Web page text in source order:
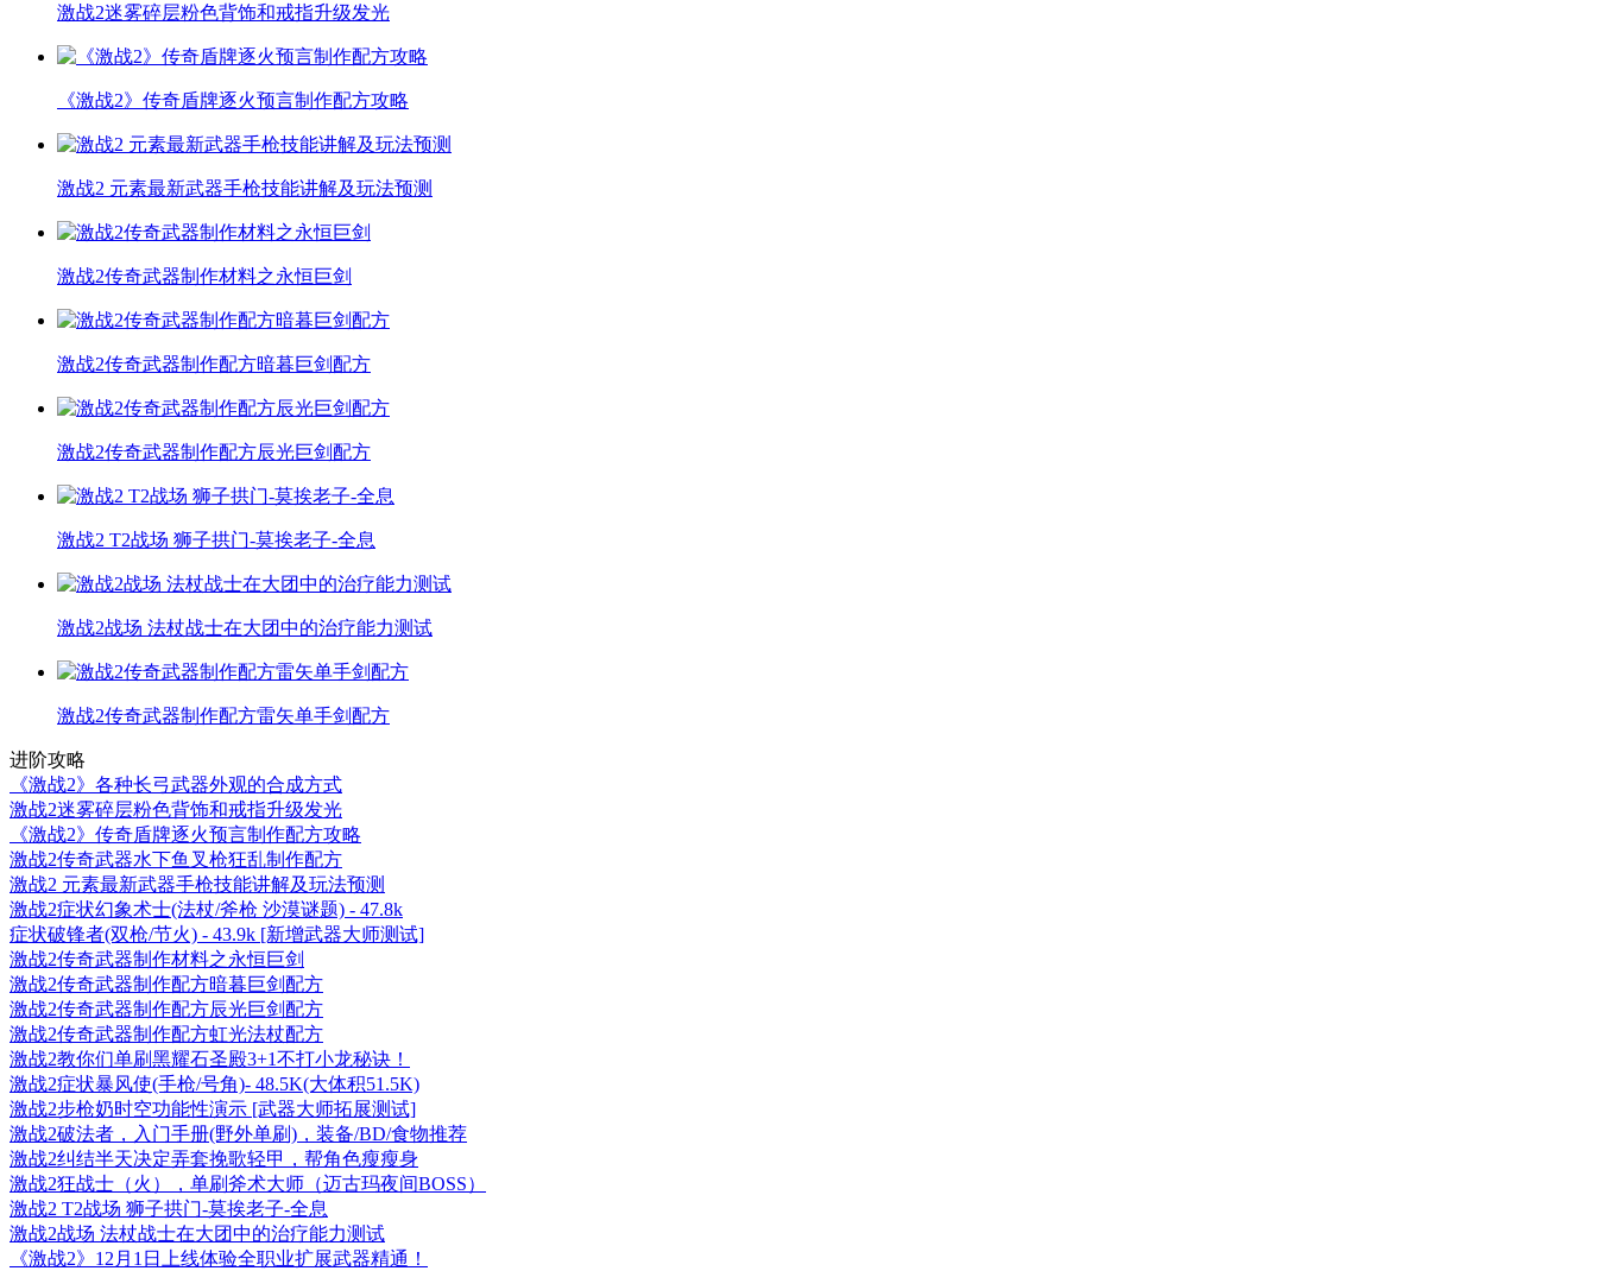
激战2迷雾碎层粉色背饰和戒指升级发光
《激战2》传奇盾牌逐火预言制作配方攻略
激战2 元素最新武器手枪技能讲解及玩法预测
激战2传奇武器制作材料之永恒巨剑
激战2传奇武器制作配方暗暮巨剑配方
激战2传奇武器制作配方辰光巨剑配方
激战2 T2战场 狮子拱门-莫挨老子-全息
激战2战场 法杖战士在大团中的治疗能力测试
激战2传奇武器制作配方雷矢单手剑配方
进阶攻略
《激战2》各种长弓武器外观的合成方式
激战2迷雾碎层粉色背饰和戒指升级发光
《激战2》传奇盾牌逐火预言制作配方攻略
激战2传奇武器水下鱼叉枪狂乱制作配方
激战2 元素最新武器手枪技能讲解及玩法预测
激战2症状幻象术士(法杖/斧枪 沙漠谜题) - 47.8k
症状破锋者(双枪/节火) - 43.9k [新增武器大师测试]
激战2传奇武器制作材料之永恒巨剑
激战2传奇武器制作配方暗暮巨剑配方
激战2传奇武器制作配方辰光巨剑配方
激战2传奇武器制作配方虹光法杖配方
激战2教你们单刷黑耀石圣殿3+1不打小龙秘诀！
激战2症状暴风使(手枪/号角)- 48.5K(大体积51.5K)
激战2步枪奶时空功能性演示 [武器大师拓展测试]
激战2破法者，入门手册(野外单刷)，装备/BD/食物推荐
激战2纠结半天决定弄套挽歌轻甲，帮角色瘦瘦身
激战2狂战士（火），单刷斧术大师（迈古玛夜间BOSS）
激战2 T2战场 狮子拱门-莫挨老子-全息
激战2战场 法杖战士在大团中的治疗能力测试
《激战2》12月1日上线体验全职业扩展武器精通！